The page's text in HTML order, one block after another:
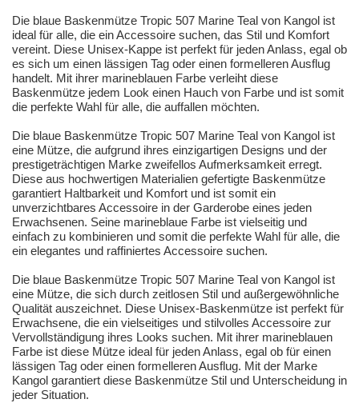
Die blaue Baskenmütze Tropic 507 Marine Teal von Kangol ist
ideal für alle, die ein Accessoire suchen, das Stil und Komfort
vereint. Diese Unisex-Kappe ist perfekt für jeden Anlass, egal ob
es sich um einen lässigen Tag oder einen formelleren Ausflug
handelt. Mit ihrer marineblauen Farbe verleiht diese
Baskenmütze jedem Look einen Hauch von Farbe und ist somit
die perfekte Wahl für alle, die auffallen möchten.
Die blaue Baskenmütze Tropic 507 Marine Teal von Kangol ist
eine Mütze, die aufgrund ihres einzigartigen Designs und der
prestigeträchtigen Marke zweifellos Aufmerksamkeit erregt.
Diese aus hochwertigen Materialien gefertigte Baskenmütze
garantiert Haltbarkeit und Komfort und ist somit ein
unverzichtbares Accessoire in der Garderobe eines jeden
Erwachsenen. Seine marineblaue Farbe ist vielseitig und
einfach zu kombinieren und somit die perfekte Wahl für alle, die
ein elegantes und raffiniertes Accessoire suchen.
Die blaue Baskenmütze Tropic 507 Marine Teal von Kangol ist
eine Mütze, die sich durch zeitlosen Stil und außergewöhnliche
Qualität auszeichnet. Diese Unisex-Baskenmütze ist perfekt für
Erwachsene, die ein vielseitiges und stilvolles Accessoire zur
Vervollständigung ihres Looks suchen. Mit ihrer marineblauen
Farbe ist diese Mütze ideal für jeden Anlass, egal ob für einen
lässigen Tag oder einen formelleren Ausflug. Mit der Marke
Kangol garantiert diese Baskenmütze Stil und Unterscheidung in
jeder Situation.